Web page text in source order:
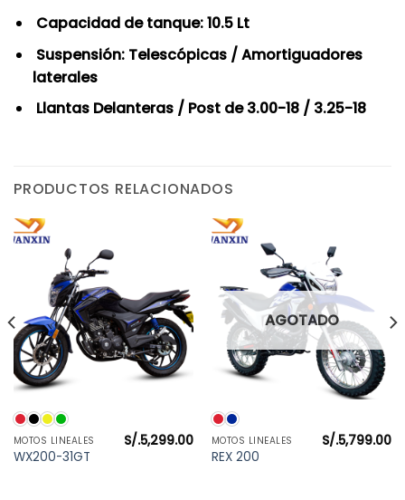
Capacidad de tanque: 10.5 Lt
Suspensión: Telescópicas / Amortiguadores
laterales
Llantas Delanteras / Post de 3.00-18 / 3.25-18
PRODUCTOS RELACIONADOS
MOTOS LINEALES
WX200-31GT
S/.5,299.00
AGOTADO
MOTOS LINEALES
REX 200
S/.5,799.00